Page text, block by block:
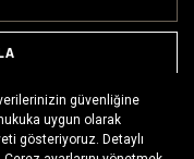
SPX, çeşitli